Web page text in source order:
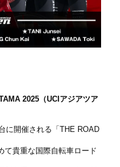
2025（UCIアジアツア
に開催される「THE ROAD
て貴重な国際自転車ロード